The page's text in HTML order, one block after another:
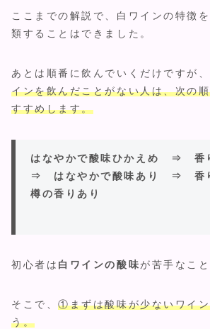
ここまでの解説で、白ワインの特徴
類することはできました。
あとは順番に飲んでいくだけですが、
インを飲んだことがない人は、次の
すすめします。
はなやかで酸味ひかえめ ⇒ 香
⇒ はなやかで酸味あり ⇒ 香り
樽の香りあり
初心者は 白ワインの酸味が苦手なこ
そこで、①まずは酸味が少ないワイ
う。